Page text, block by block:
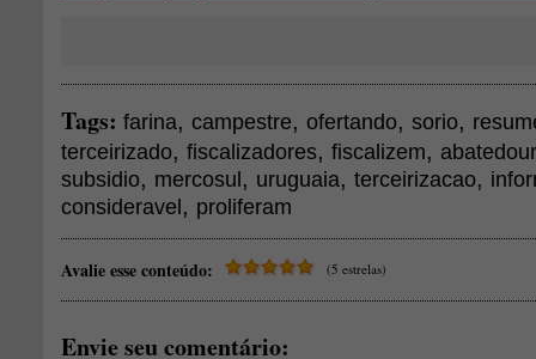
Tags: farina, campestre, ofertando, sorio,
terceirizado, fiscalizadores, fiscalizem,
subsidio, mercosul, uruguaia, terceirizacao,
consideravel, proliferam
Avalie esse conteúdo: (5 estrelas)
Envie seu comentário: